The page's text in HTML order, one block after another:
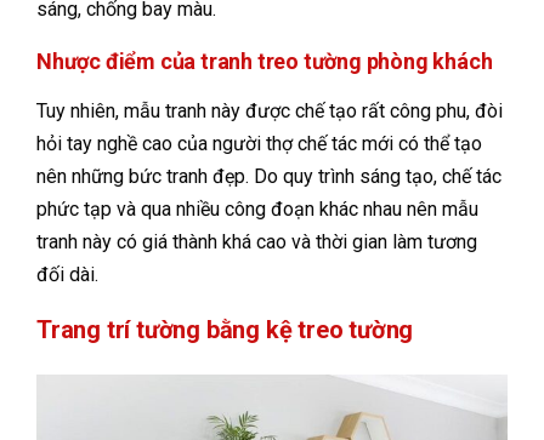
sáng, chống bay màu.
Nhược điểm của tranh treo tường phòng khách
Tuy nhiên, mẫu tranh này được chế tạo rất công phu, đòi
hỏi tay nghề cao của người thợ chế tác mới có thể tạo
nên những bức tranh đẹp. Do quy trình sáng tạo, chế tác
phức tạp và qua nhiều công đoạn khác nhau nên mẫu
tranh này có giá thành khá cao và thời gian làm tương
đối dài.
Trang trí tường bằng kệ treo tường